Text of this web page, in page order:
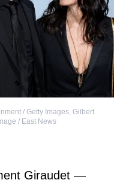
/ Getty Images, Gilbert
/ East News
Giraudet —